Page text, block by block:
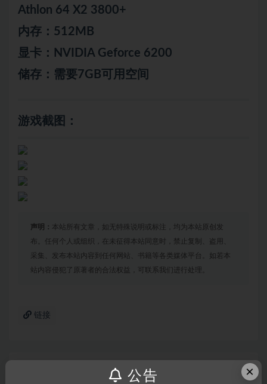
Athlon 64 X2 3800+
内存：512MB
显卡：NVIDIA Geforce 6200
储存：需要7GB可用空间
游戏截图：
声明： 本站所有文章，如无特殊说明或标注，均为本站原创发
布。任何个人或组织，在未征得本站同意时，禁止复制、盗用、
采集、发布本站内容到任何网站、书籍等各类媒体平台。如若本
站内容侵犯了原著者的合法权益，可联系我们进行处理。
链接
上一篇
荣誉勋章：血战太平洋×
公告